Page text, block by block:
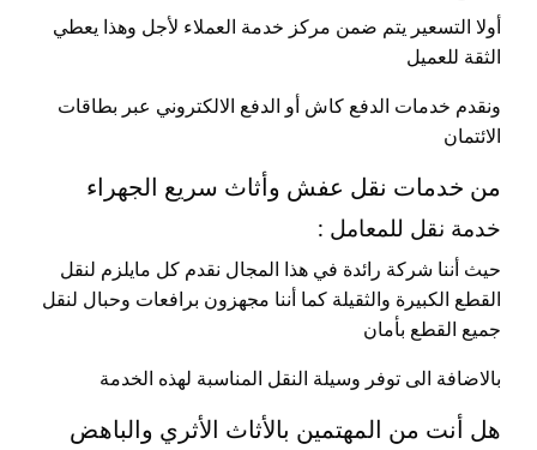
أولا التسعير يتم ضمن مركز خدمة العملاء لأجل وهذا يعطي
الثقة للعميل
ونقدم خدمات الدفع كاش أو الدفع الالكتروني عبر بطاقات
الائتمان
من خدمات نقل عفش وأثاث سريع الجهراء
خدمة نقل للمعامل :
حيث أننا شركة رائدة في هذا المجال نقدم كل مايلزم لنقل
القطع الكبيرة والثقيلة كما أننا مجهزون برافعات وحبال لنقل
جميع القطع بأمان
بالاضافة الى توفر وسيلة النقل المناسبة لهذه الخدمة
هل أنت من المهتمين بالأثاث الأثري والباهض